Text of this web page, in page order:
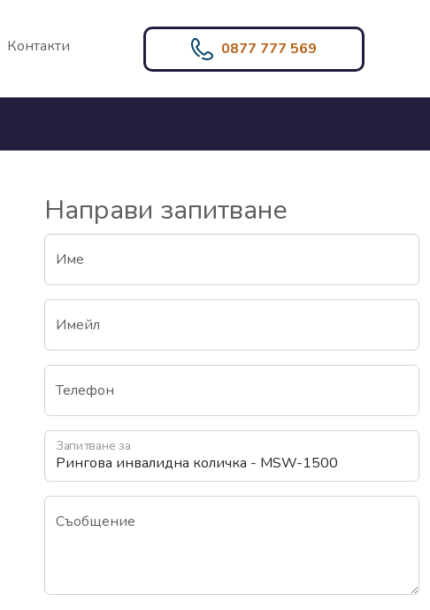
Контакти 0877 777 569
Направи запитване
Име
Имейл
Телефон
Запитване за
Съобщение